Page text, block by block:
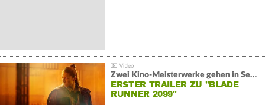
Zwei Kino-Meisterwerke gehen in Serie:
ERSTER TRAILER ZU "BLADE
RUNNER 2099"